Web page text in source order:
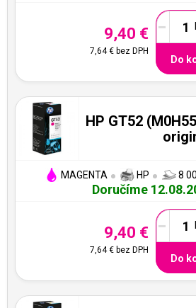
9,40 €
7,64 €bez DPH
-
Do
HP GT52
MAGENTA HP 8
Doručíme
9,40 €
7,64 €bez DPH
-
Do